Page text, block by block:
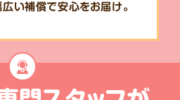
広い補償で安心をお届け。